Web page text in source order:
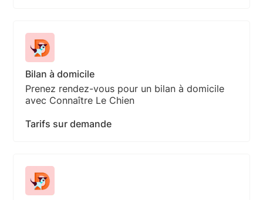
Bilan à domicile
Prenez rendez-vous pour un bilan à domicile
avec Connaître Le Chien
Tarifs sur demande